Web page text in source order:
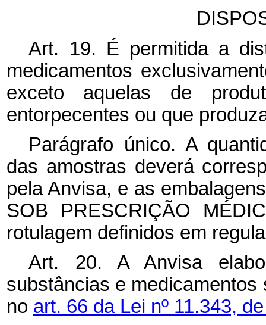
Art. 19. É permitida a
medicamentos
exceto aquelas de
entorpecentes ou que
Parágrafo único. A
das amostras deverá
pela Anvisa, e as
SOB PRESCRIÇÃO
rotulagem definidos em
Art. 20. A Anvisa
substâncias e
no art. 66 da Lei nº 11.343,